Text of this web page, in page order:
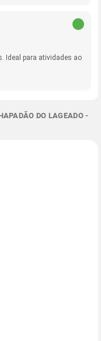
Ideal para atividades ao
DO LAGEADO -